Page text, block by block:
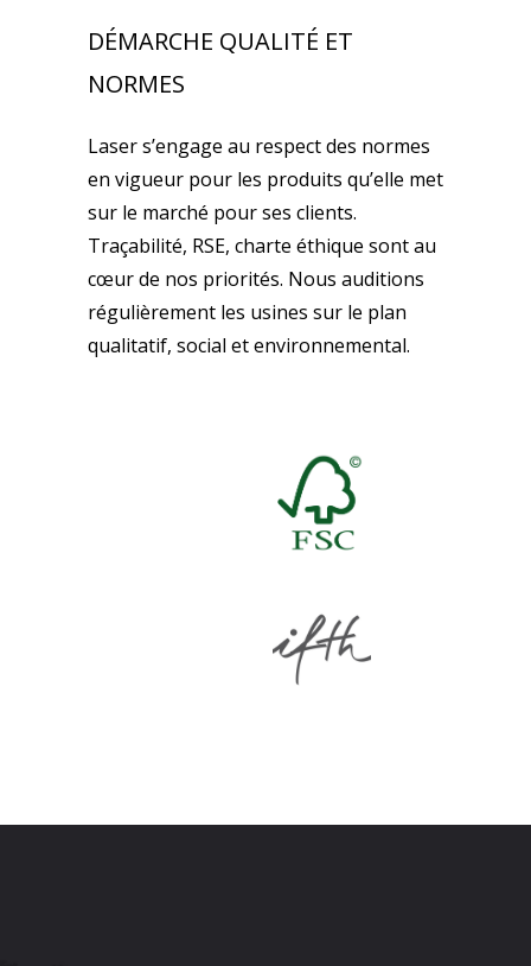
DÉMARCHE QUALITÉ ET
NORMES
Laser s’engage au respect des normes
en vigueur pour les produits qu’elle met
sur le marché pour ses clients.
Traçabilité, RSE, charte éthique sont au
cœur de nos priorités. Nous auditions
régulièrement les usines sur le plan
qualitatif, social et environnemental.